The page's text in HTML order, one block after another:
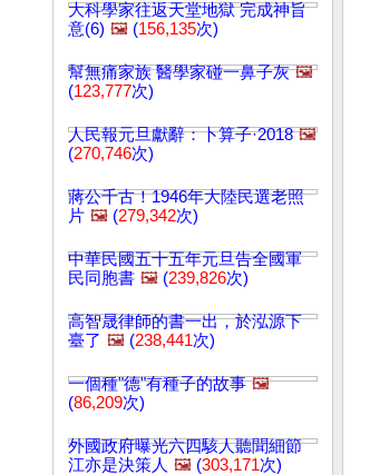
大科學家往返天堂地獄 完成神旨
意(6) 🖼️ (156,135次)
幫無痛家族 醫學家碰一鼻子灰 🖼️
(123,777次)
人民報元旦獻辭：卜算子·2018 🖼️
(270,746次)
蔣公千古！1946年大陸民選老照
片 🖼️ (279,342次)
中華民國五十五年元旦告全國軍
民同胞書 🖼️ (239,826次)
高智晟律師的書一出，於泓源下
臺了 🖼️ (238,441次)
一個種"德"有種子的故事 🖼️
(86,209次)
外國政府曝光六四駭人聽聞細節
江亦是決策人 🖼️ (303,171次)